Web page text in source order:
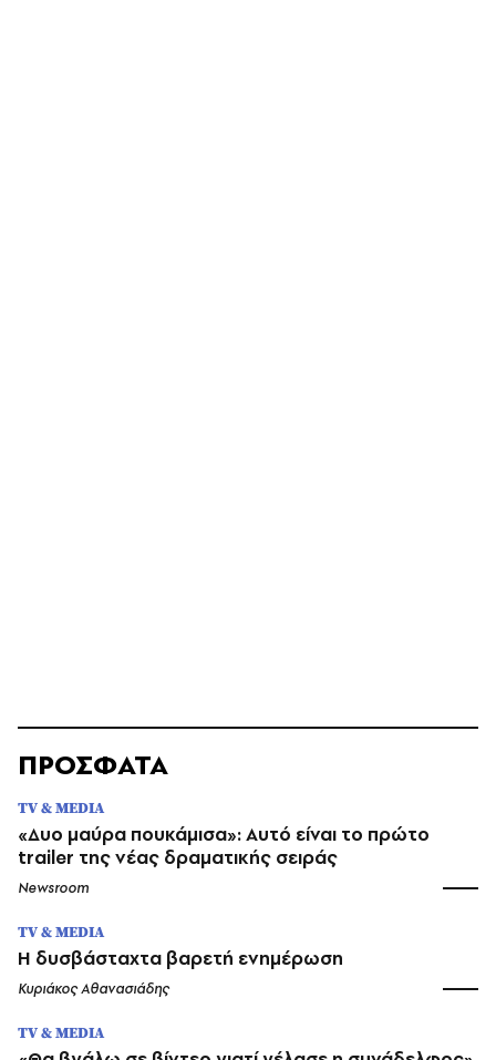
ΠΡΟΣΦΑΤΑ
TV & MEDIA
«Δυο μαύρα πουκάμισα»: Αυτό είναι το πρώτο
trailer της νέας δραματικής σειράς
Newsroom
TV & MEDIA
Η δυσβάσταχτα βαρετή ενημέρωση
Κυριάκος Αθανασιάδης
TV & MEDIA